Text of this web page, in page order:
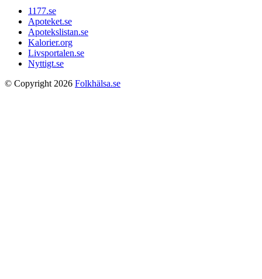
1177.se
Apoteket.se
Apotekslistan.se
Kalorier.org
Livsportalen.se
Nyttigt.se
© Copyright 2026 Folkhälsa.se